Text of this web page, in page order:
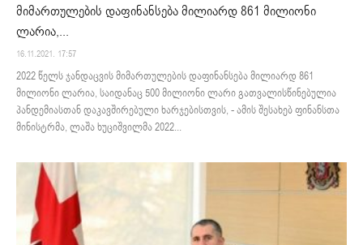
მიმართულების დაფინანსება მილიარდ 861 მილიონი
ლარია,...
16.11.2021. 17:57
2022 წელს ჯანდაცვის მიმართულების დაფინანსება მილიარდ 861
მილიონი ლარია, საიდანაც 500 მილიონი ლარი გათვალისწინებულია
პანდემიასთან დაკავშირებული ხარჯებისთვის, - ამის შესახებ ფინანსთა
მინისტრმა, ლაშა ხუციშვილმა 2022...